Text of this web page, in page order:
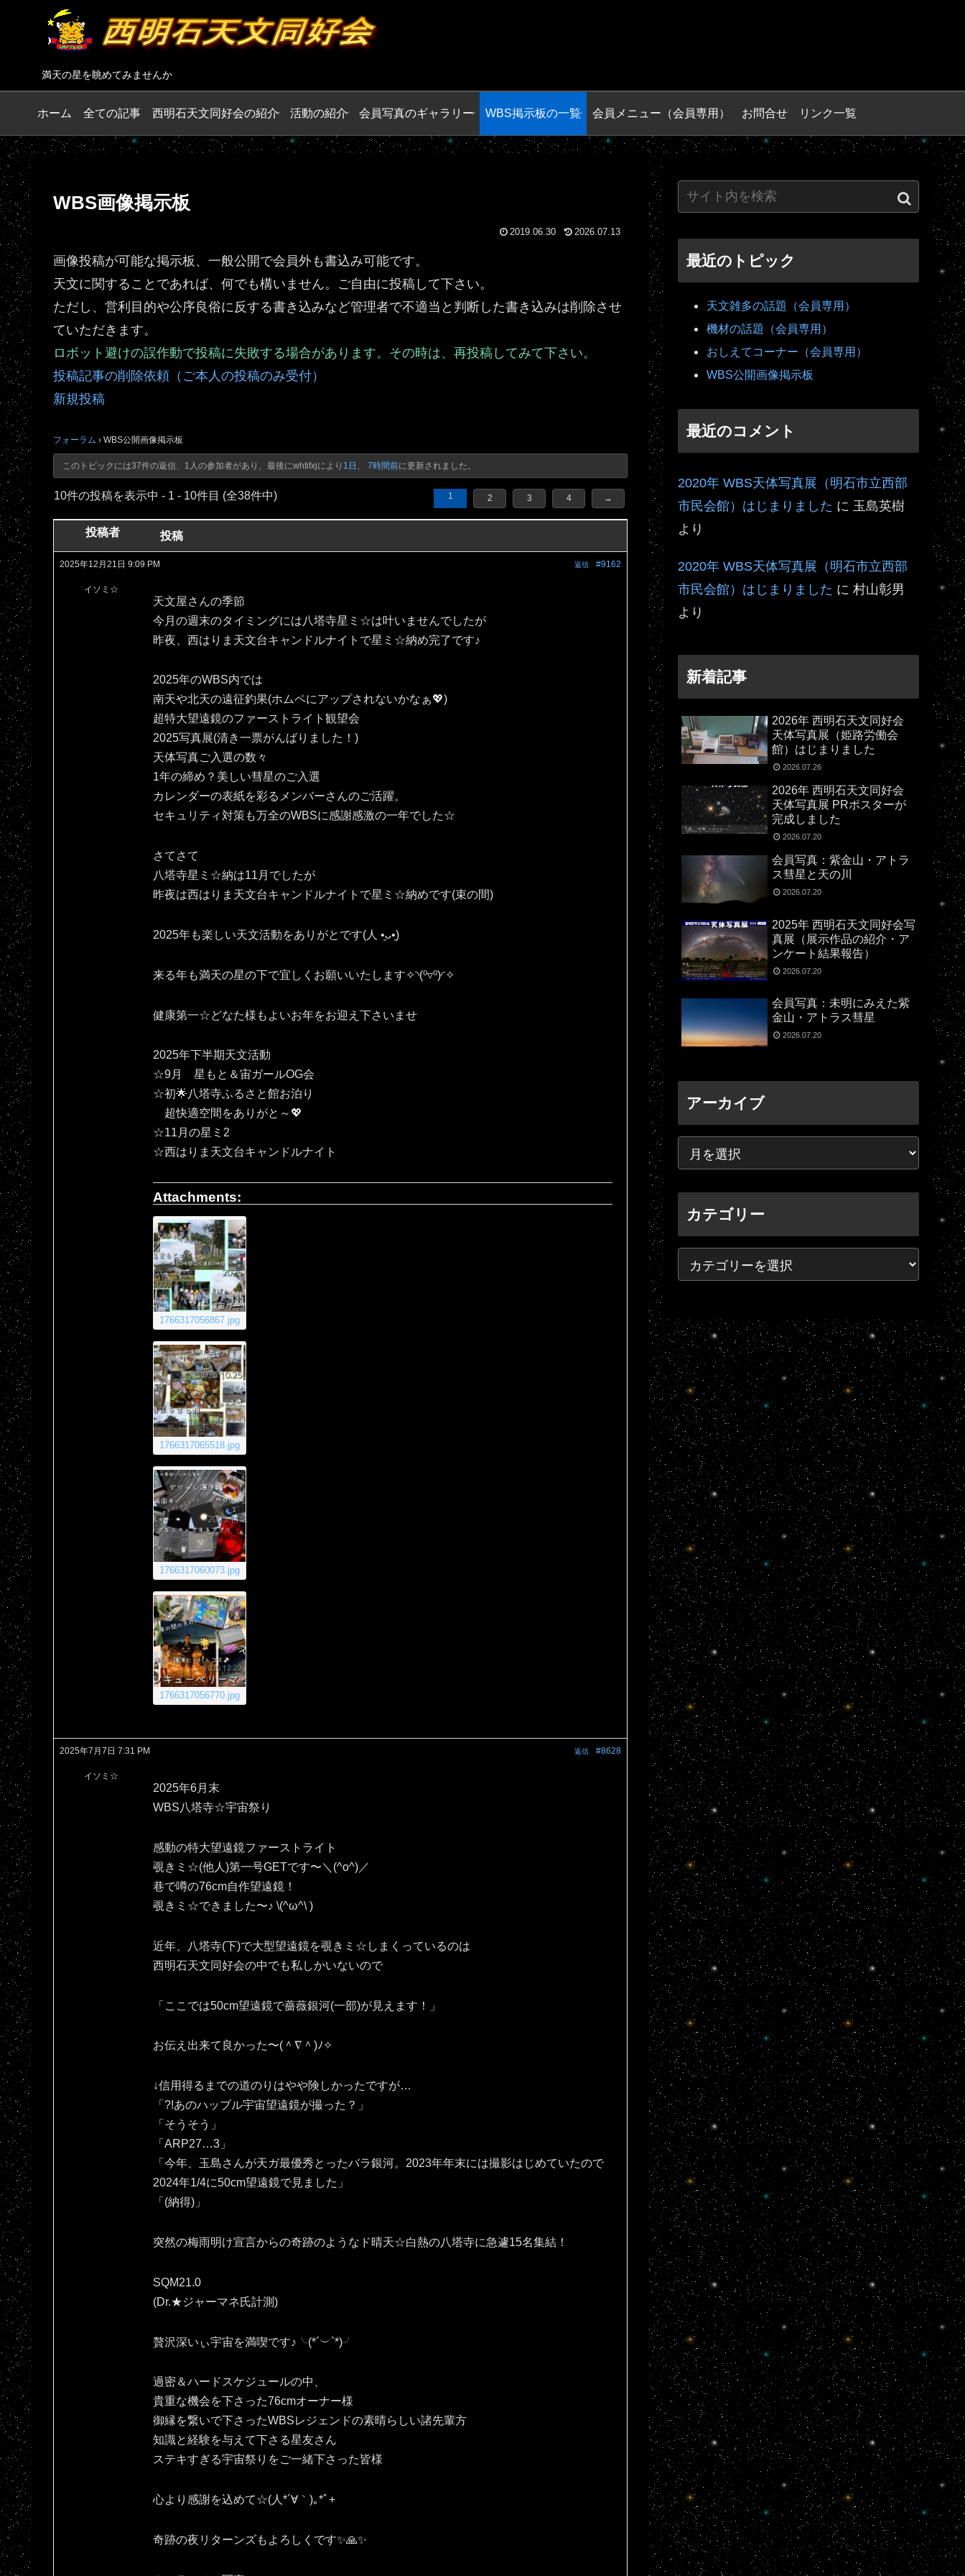
満天の星を眺めてみませんか
ホーム 全ての記事 西明石天文同好会の紹介 活動の紹介 会員写真のギャラリー WBS掲示板の一覧 会員メニュー（会員専用） お問合せ リンク一覧
WBS画像掲示板
2019.06.30 2026.07.13
画像投稿が可能な掲示板、一般公開で会員外も書込み可能です。
天文に関することであれば、何でも構いません。ご自由に投稿して下さい。
ただし、営利目的や公序良俗に反する書き込みなど管理者で不適当と判断した書き込みは削除させ
ていただきます。
ロボット避けの誤作動で投稿に失敗する場合があります。その時は、再投稿してみて下さい。
投稿記事の削除依頼（ご本人の投稿のみ受付）
新規投稿
フォーラム › WBS公開画像掲示板
このトピックには37件の返信、1人の参加者があり、最後にwhtifxjにより 1日、 7時間前に更新されました。
10件の投稿を表示中 - 1 - 10件目 (全38件中) 1 2 3 4 →
投稿者 投稿
2025年12月21日 9:09 PM #9162
返信
イソミ☆
天文屋さんの季節
今月の週末のタイミングには八塔寺星ミ☆は叶いませんでしたが
昨夜、西はりま天文台キャンドルナイトで星ミ☆納め完了です♪
2025年のWBS内では
南天や北天の遠征釣果(ホムペにアップされないかなぁ💖)
超特大望遠鏡のファーストライト観望会
2025写真展(清き一票がんばりました！)
天体写真ご入選の数々
1年の締め？美しい彗星のご入選
カレンダーの表紙を彩るメンバーさんのご活躍。
セキュリティ対策も万全のWBSに感謝感激の一年でした☆
さてさて
八塔寺星ミ☆納は11月でしたが
昨夜は西はりま天文台キャンドルナイトで星ミ☆納めです(束の間)
2025年も楽しい天文活動をありがとです(⁠人⁠ ⁠•͈⁠ᴗ⁠•͈⁠)
来る年も満天の星の下で宜しくお願いいたします✧⁠◝⁠(⁠⁰⁠▿⁠⁰⁠)⁠◜⁠✧
健康第一☆どなた様もよいお年をお迎え下さいませ
2025年下半期天文活動
☆9月 星もと＆宙ガールOG会
☆初🌟八塔寺ふるさと館お泊り
超快適空間をありがと～💖
☆11月の星ミ2
☆西はりま天文台キャンドルナイト
Attachments:
1766317056867.jpg
1766317065518.jpg
1766317060073.jpg
1766317056770.jpg
2025年7月7日 7:31 PM #8628
返信
イソミ☆
2025年6月末
WBS八塔寺☆宇宙祭り
感動の特大望遠鏡ファーストライト
覗きミ☆(他人)第一号GETです〜＼(^o^)／
巷で噂の76cm自作望遠鏡！
覗きミ☆できました〜♪⁠ ⁠\⁠(⁠^⁠ω⁠^⁠\⁠ ⁠)
近年、八塔寺(下)で大型望遠鏡を覗きミ☆しまくっているのは
西明石天文同好会の中でも私しかいないので
「ここでは50cm望遠鏡で薔薇銀河(一部)が見えます！」
お伝え出来て良かった〜(⁠＾⁠∇⁠＾⁠)⁠ﾉ⁠✧⁠
↓信用得るまでの道のりはやや険しかったですが…
「?!あのハッブル宇宙望遠鏡が撮った？」
「そうそう」
「ARP27…3」
「今年、玉島さんが天ガ最優秀とったバラ銀河。2023年年末には撮影はじめていたので
2024年1/4に50cm望遠鏡で見ました」
「(納得)」
突然の梅雨明け宣言からの奇跡のようなド晴天☆白熱の八塔寺に急遽15名集結！
SQM21.0
(Dr.★ジャーマネ氏計測)
贅沢深いぃ宇宙を満喫です♪⁠╰⁠(⁠*⁠´⁠︶⁠`⁠*⁠)⁠╯
過密＆ハードスケジュールの中、
貴重な機会を下さった76cmオーナー様
御縁を繋いで下さったWBSレジェンドの素晴らしい諸先輩方
知識と経験を与えて下さる星友さん
ステキすぎる宇宙祭りをご一緒下さった皆様
心より感謝を込めて☆(⁠人⁠*⁠´⁠∀⁠｀⁠)⁠｡⁠*ﾟ⁠+
奇跡の夜リターンズもよろしくです✨🙏✨️
最近のトピック
天文雑多の話題（会員専用）
機材の話題（会員専用）
おしえてコーナー（会員専用）
WBS公開画像掲示板
最近のコメント
2020年 WBS天体写真展（明石市立西部
市民会館）はじまりました に 玉島英樹
より
2020年 WBS天体写真展（明石市立西部
市民会館）はじまりました に 村山彰男
より
新着記事
2026年 西明石天文同好会
天体写真展（姫路労働会
館）はじまりました
2026.07.26
2026年 西明石天文同好会
天体写真展 PRポスターが
完成しました
2026.07.20
会員写真：紫金山・アトラ
ス彗星と天の川
2026.07.20
2025年 西明石天文同好会写
真展（展示作品の紹介・ア
ンケート結果報告）
2026.07.20
会員写真：未明にみえた紫
金山・アトラス彗星
2026.07.20
アーカイブ
カテゴリー